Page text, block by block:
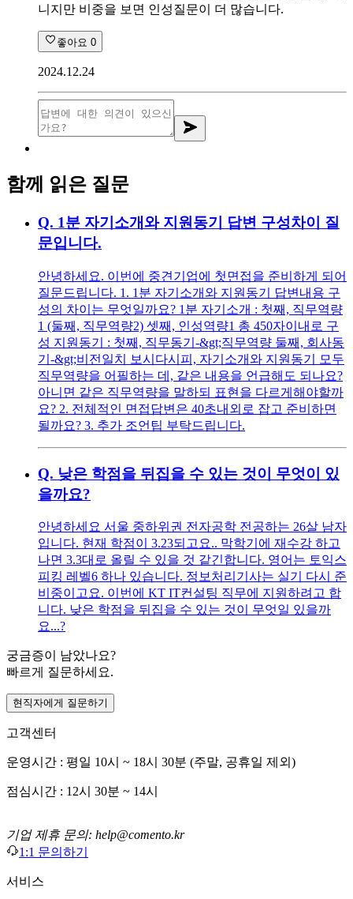
니지만 비중을 보면 인성질문이 더 많습니다.
좋아요 0
2024.12.24
함께 읽은 질문
Q. 1분 자기소개와 지원동기 답변 구성차이 질
문입니다.
안녕하세요. 이번에 중견기업에 첫면접을 준비하게 되어
질문드립니다. 1. 1분 자기소개와 지원동기 답변내용 구
성의 차이는 무엇일까요? 1분 자기소개 : 첫째, 직무역량
1 (둘째, 직무역량2) 셋째, 인성역량1 총 450자이내로 구
성 지원동기 : 첫째, 직무동기-&gt;직무역량 둘째, 회사동
기-&gt;비전일치 보시다시피, 자기소개와 지원동기 모두
직무역량을 어필하는 데, 같은 내용을 언급해도 되나요?
아니면 같은 직무역량을 말하되 표현을 다르게해야할까
요? 2. 전체적인 면접답변은 40초내외로 잡고 준비하면
될까요? 3. 추가 조언팁 부탁드립니다.
Q. 낮은 학점을 뒤집을 수 있는 것이 무엇이 있
을까요?
안녕하세요 서울 중하위권 전자공학 전공하는 26살 남자
입니다. 현재 학점이 3.23되고요.. 막학기에 재수강 하고
나면 3.3대로 올릴 수 있을 것 같긴합니다. 영어는 토익스
피킹 레벨6 하나 있습니다. 정보처리기사는 실기 다시 준
비중이고요. 이번에 KT IT컨설팅 직무에 지원하려고 합
니다. 낮은 학점을 뒤집을 수 있는 것이 무엇일 있을까
요...?
궁금증이 남았나요?
빠르게 질문하세요.
현직자에게 질문하기
고객센터
운영시간 : 평일 10시 ~ 18시 30분 (주말, 공휴일 제외)
점심시간 : 12시 30분 ~ 14시
기업 제휴 문의: help@comento.kr
1:1 문의하기
서비스